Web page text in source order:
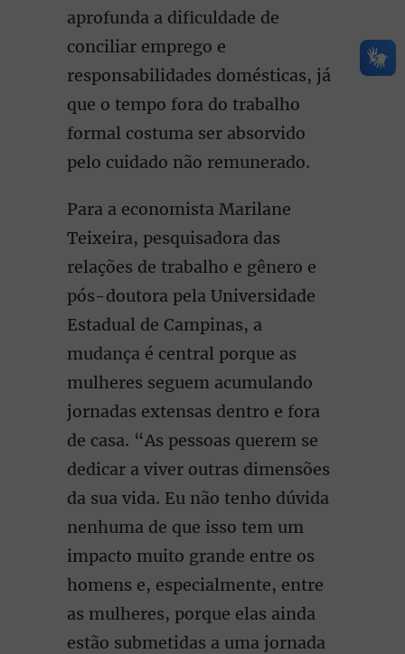
aprofunda a dificuldade de
conciliar emprego e
responsabilidades domésticas, já
que o tempo fora do trabalho
formal costuma ser absorvido
pelo cuidado não remunerado.
Para a economista Marilane
Teixeira, pesquisadora das
relações de trabalho e gênero e
pós-doutora pela Universidade
Estadual de Campinas, a
mudança é central porque as
mulheres seguem acumulando
jornadas extensas dentro e fora
de casa. “As pessoas querem se
dedicar a viver outras dimensões
da sua vida. Eu não tenho dúvida
nenhuma de que isso tem um
impacto muito grande entre os
homens e, especialmente, entre
as mulheres, porque elas ainda
estão submetidas a uma jornada